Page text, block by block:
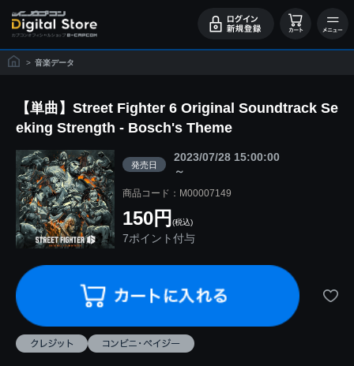
> 音楽データ
【単曲】Street Fighter 6 Original Soundtrack Se
eking Strength - Bosch's Theme
発売日
2023/07/28 15:00:00
～
商品コード：M00007149
150円 (税込)
7ポイント付与